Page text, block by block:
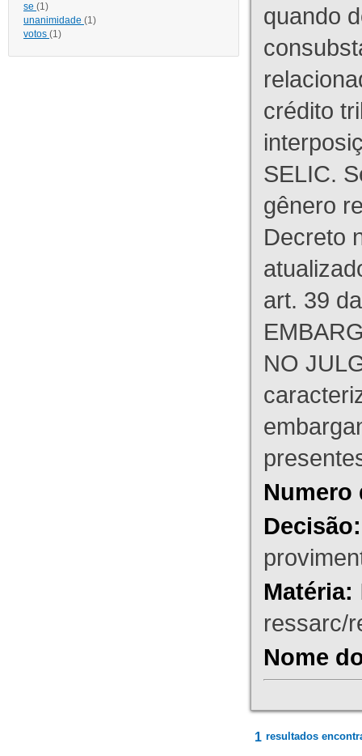
se (1)
unanimidade (1)
votos (1)
quando
crédito
SELIC.
gênero
Decreto
art. 39
NO
Numero
Decisão:
Matéria:
ressarc/
Nome
1 resultados